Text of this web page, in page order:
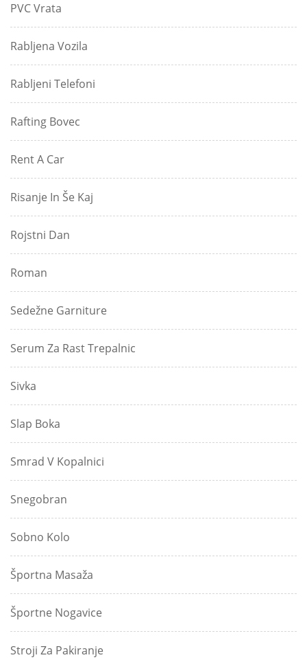
PVC Vrata
Rabljena Vozila
Rabljeni Telefoni
Rafting Bovec
Rent A Car
Risanje In Še Kaj
Rojstni Dan
Roman
Sedežne Garniture
Serum Za Rast Trepalnic
Sivka
Slap Boka
Smrad V Kopalnici
Snegobran
Sobno Kolo
Športna Masaža
Športne Nogavice
Stroji Za Pakiranje